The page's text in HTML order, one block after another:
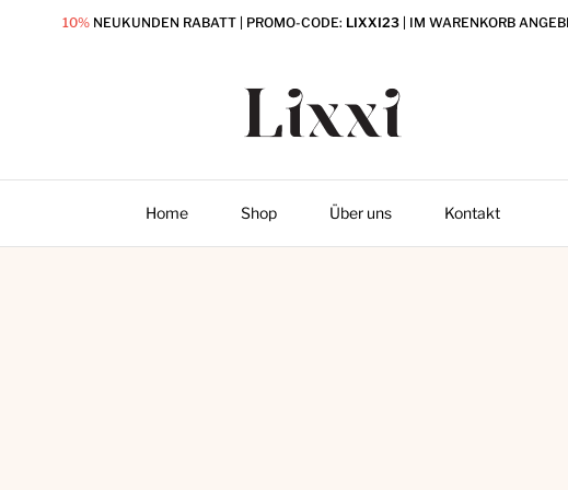
10%NEUKUNDEN RABATT | PROMO-CODE: LIXXI23| IM WARENKORB
Home Shop Über uns Kontakt